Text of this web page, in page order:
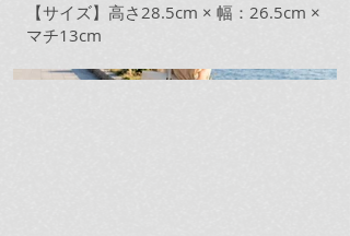
【サイズ】高さ28.5cm × 幅：26.5cm ×
マチ13cm